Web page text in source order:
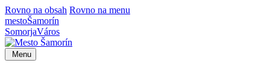
Rovno na obsah Rovno na menu
mestoŠamorín
SomorjaVáros
Menu